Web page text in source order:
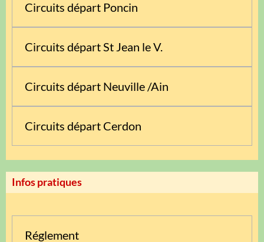
Circuits départ Poncin
Circuits départ St Jean le V.
Circuits départ Neuville /Ain
Circuits départ Cerdon
Infos pratiques
Réglement